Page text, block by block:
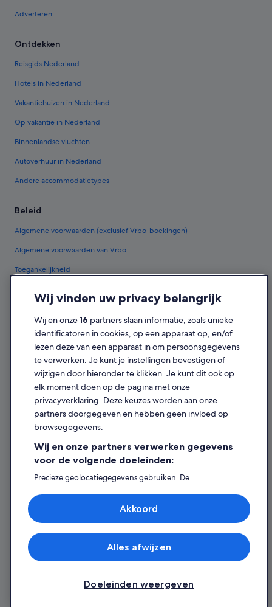
Adverteren
Ontdekken
Reisgids Nederland
Hotels in Nederland
Vakantiehuizen in Nederland
Op vakantie in Nederland
Binnenlandse vluchten
Autoverhuur in Nederland
Andere accommodatietypes
Beleid
Algemene voorwaarden (exclusief Vrbo-boekingen)
Algemene voorwaarden van Vrbo
Toegankelijkheid
Gebruiksvoorwaarden
Juridische informatie/Contact
Inhoudsrichtlijnen en inhoud rapporteren
Contact
Restitutieproces en tijdsbestek
Boek een vlucht met airlinetegoed
Internationale reisdocumenten
© 2026 Expedia, Inc. - een bedrijf van Expedia Group. Alle rechten
voorbehouden. Expedia en het Expedia-logo zijn handelsmerken of
Wij vinden uw privacy belangrijk
Wij en onze16 partners slaan informatie, zoals unieke
identificatoren in cookies, op een apparaat op, en/of
lezen deze van een apparaat in om persoonsgegevens
te verwerken. Je kunt je instellingen bevestigen of
wijzigen door hieronder te klikken. Je kunt dit ook op
elk moment doen op de pagina met onze
privacyverklaring. Deze keuzes worden aan onze
partners doorgegeven en hebben geen invloed op
browsegegevens.
Wij en onze partners verwerken gegevens
voor de volgende doeleinden:
Precieze geolocatiegegevens gebruiken. De
Informatie op een apparaat opslaan en/of openen.
Gepersonaliseerde advertenties en content, advertentie-
en contentmetingen, doelgroepenonderzoek en
Partnerlijst (derden)
Doeleinden weergeven
Alles afwijzen
Akkoord